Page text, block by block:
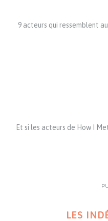
9 acteurs qui ressemblent
Et si les acteurs de How I
LES